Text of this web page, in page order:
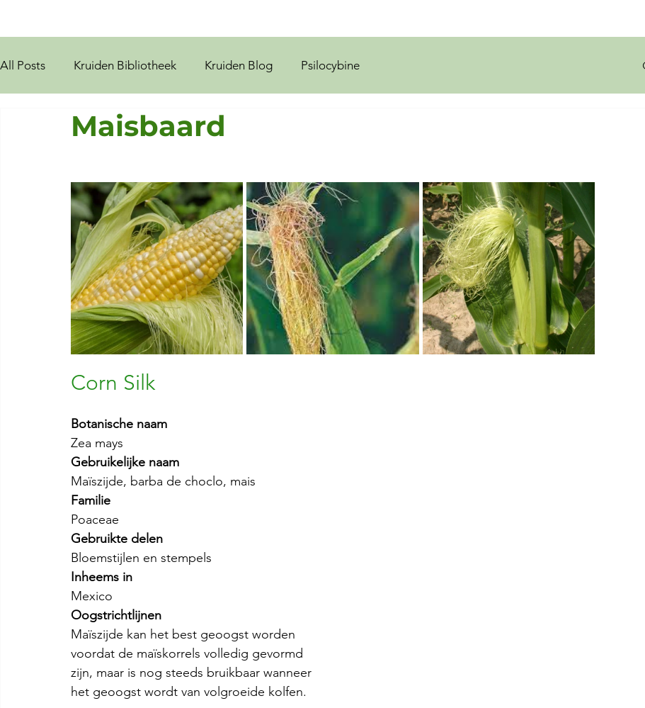
All Posts Kruiden Bibliotheek Kruiden Blog Psilocybine
Maisbaard
Corn Silk
Botanische naam
Zea mays
Gebruikelijke naam
Maïszijde, barba de choclo, mais
Familie
Poaceae
Gebruikte delen
Bloemstijlen en stempels
Inheems in
Mexico
Oogstrichtlijnen
Maïszijde kan het best geoogst worden
voordat de maïskorrels volledig gevormd
zijn, maar is nog steeds bruikbaar wanneer
het geoogst wordt van volgroeide kolfen.